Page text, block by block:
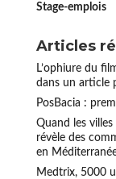
Stage-emplois
Articles
L’ophiure du
dans un article
PosBacia :
Quand les
révèle des
en
Medtrix, 5000